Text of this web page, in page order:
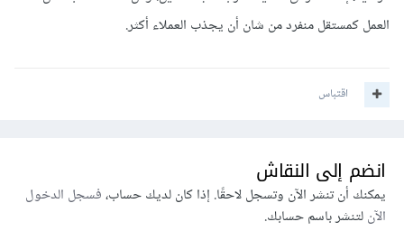
العمل كمستقل منفرد من شان أن يجذب العملاء أكثر.
اقتباس
انضم إلى النقاش
يمكنك أن تنشر الآن وتسجل لاحقًا. إذا كان لديك حساب،فسجل الدخول
الآنلتنشر باسم حسابك.